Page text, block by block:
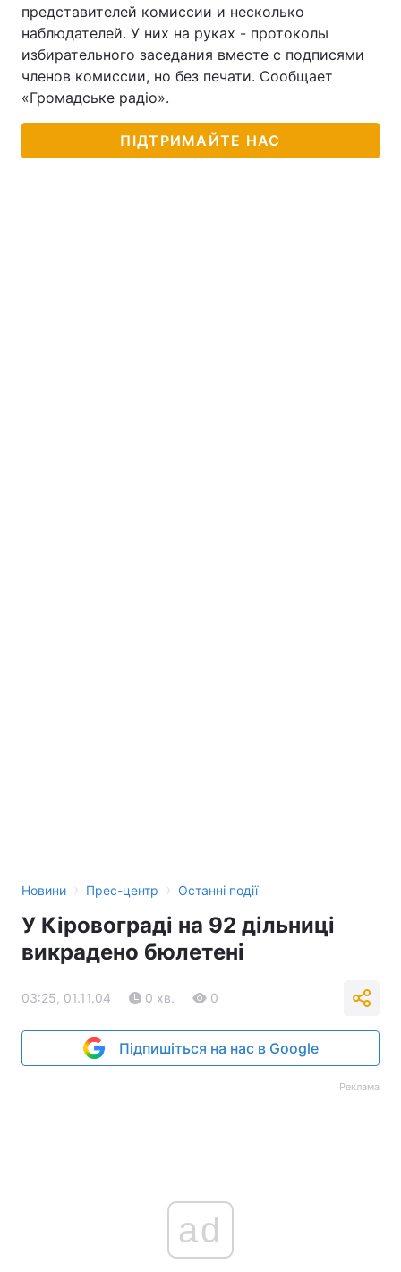
Цікавинки Погода
Екологія Регіони
Лонгріди
представителей комиссии и несколько
наблюдателей. У них на руках - протоколы
избирательного заседания вместе с подписями
членов комиссии, но без печати. Сообщает
«Громадське радіо».
ПІДТРИМАЙТЕ НАС
Новини › Прес-центр › Останні події
У Кіровограді на 92 дільниці
викрадено бюлетені
03:25, 01.11.04 0 хв. 0
Підпишіться на нас в Google
Реклама
ad